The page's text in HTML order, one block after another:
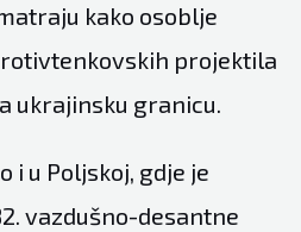
kako osoblje
projektila
ukrajinsku granicu.
i u Poljskoj, gdje je
vazdušno-desantne